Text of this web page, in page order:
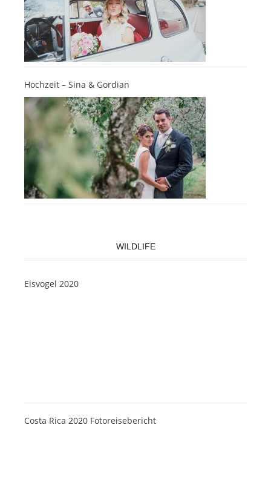
Hochzeit – Sina & Gordian
WILDLIFE
Eisvogel 2020
Costa Rica 2020 Fotoreisebericht